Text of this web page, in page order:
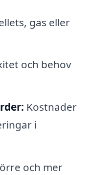
gas eller
och behov
Kostnader
i
och mer